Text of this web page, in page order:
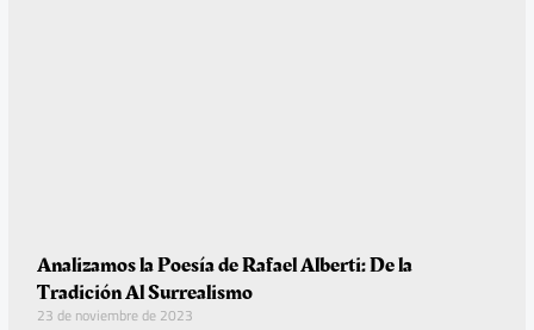
Analizamos la Poesía de Rafael Alberti: De la
Tradición Al Surrealismo
23 de noviembre de 2023